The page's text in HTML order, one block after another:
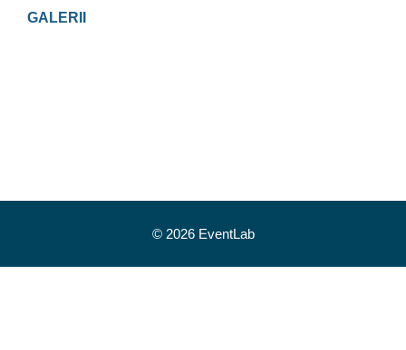
GALERII
© 2026 EventLab